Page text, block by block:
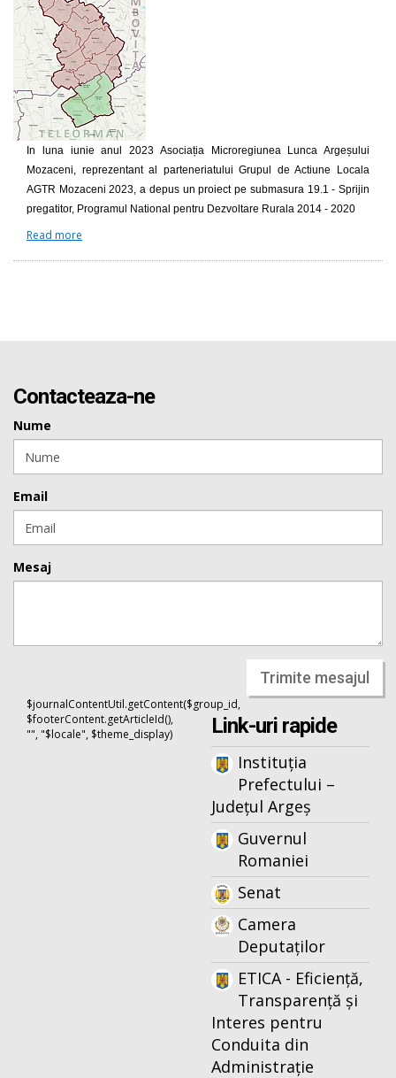
In luna iunie anul 2023 Asociația Microregiunea Lunca Argeșului
Mozaceni, reprezentant al parteneriatului Grupul de Actiune Locala
AGTR Mozaceni 2023, a depus un proiect pe submasura 19.1 - Sprijin
pregatitor, Programul National pentru Dezvoltare Rurala 2014 - 2020
Read more
Contacteaza-ne
Nume
Email
Mesaj
Trimite mesajul
$journalContentUtil.getContent($group_id,
$footerContent.getArticleId(),
"", "$locale", $theme_display)
Link-uri rapide
Instituția
Prefectului –
Județul Argeș
Guvernul
Romaniei
Senat
Camera
Deputaților
ETICA - Eficiență,
Transparență și
Interes pentru
Conduita din
Administrație